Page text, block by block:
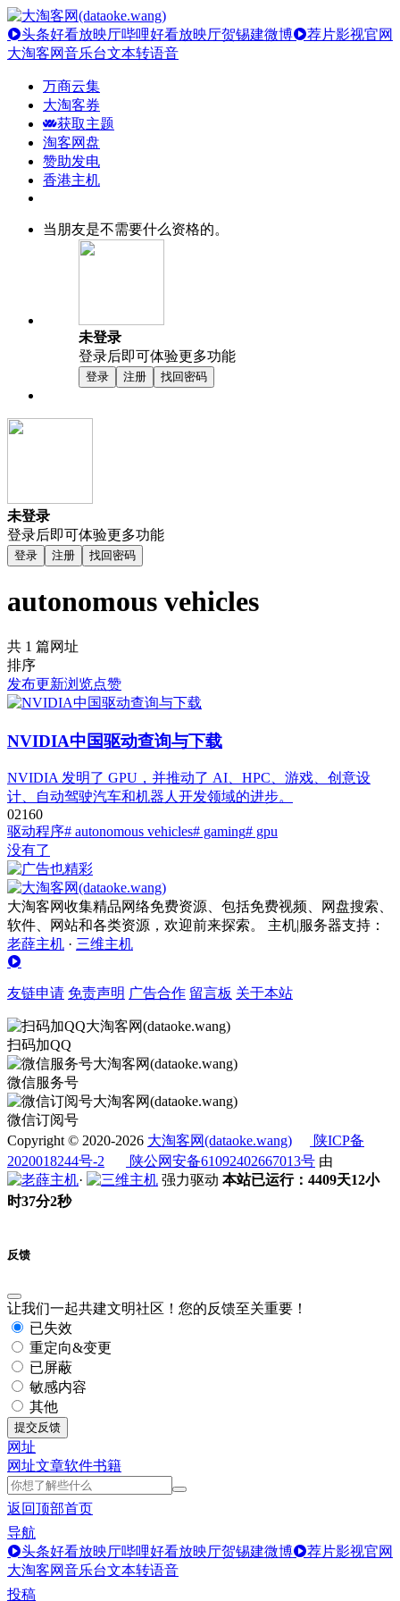
头条好看放映厅哔哩好看放映厅贺锡建微博
荐片影视官网
大淘客网音乐台文本转语音
万商云集
大淘客券
获取主题
淘客网盘
赞助发电
香港主机
当朋友是不需要什么资格的。
未登录
登录后即可体验更多功能
登录 注册 找回密码
未登录
登录后即可体验更多功能
登录 注册 找回密码
autonomous vehicles
共 1 篇网址
排序
发布更新浏览点赞
NVIDIA中国驱动查询与下载
NVIDIA 发明了 GPU，并推动了 AI、HPC、游戏、创意设
计、自动驾驶汽车和机器人开发领域的进步。
02160
驱动程序# autonomous vehicles# gaming# gpu
没有了
大淘客网收集精品网络免费资源、包括免费视频、网盘搜索、
软件、网站和各类资源，欢迎前来探索。 主机|服务器支持：
老薛主机 · 三维主机
友链申请 免责声明 广告合作 留言板 关于本站
扫码加QQ
微信服务号
微信订阅号
Copyright © 2020-2026 大淘客网(dataoke.wang)
陕ICP备
2020018244号-2
陕公网安备61092402667013号 由
·
强力驱动 本站已运行：4409天12小
时37分2秒
反馈
让我们一起共建文明社区！您的反馈至关重要！
已失效
重定向&变更
已屏蔽
敏感内容
其他
提交反馈
网址
网址文章软件书籍
返回顶部首页
导航
头条好看放映厅哔哩好看放映厅贺锡建微博
荐片影视官网
大淘客网音乐台文本转语音
投稿